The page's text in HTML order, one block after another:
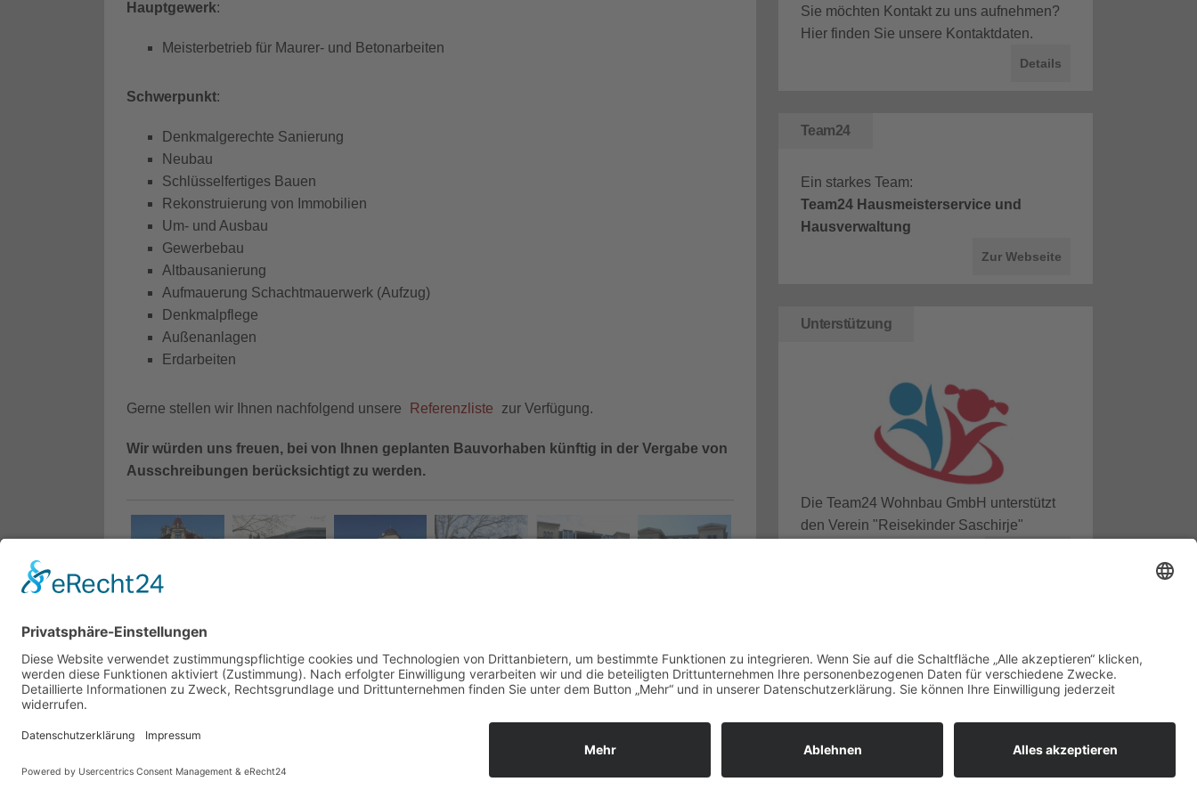
Hauptgewerk:
Meisterbetrieb für Maurer- und Betonarbeiten
Schwerpunkt:
Denkmalgerechte Sanierung
Neubau
Schlüsselfertiges Bauen
Rekonstruierung von Immobilien
Um- und Ausbau
Gewerbebau
Altbausanierung
Aufmauerung Schachtmauerwerk (Aufzug)
Denkmalpflege
Außenanlagen
Erdarbeiten
Gerne stellen wir Ihnen nachfolgend unsere Referenzliste zur Verfügung.
Wir würden uns freuen, bei von Ihnen geplanten Bauvorhaben künftig in der Vergabe von
Ausschreibungen berücksichtigt zu werden.
Sie möchten Kontakt zu uns aufnehmen?
Hier finden Sie unsere Kontaktdaten.
Details
Team24
Ein starkes Team:
Team24 Hausmeisterservice und
Hausverwaltung
Zur Webseite
Unterstützung
Die Team24 Wohnbau GmbH unterstützt
den Verein "Reisekinder Saschirje"
Copyright © 2026 Team24 Wohnbau GmbH